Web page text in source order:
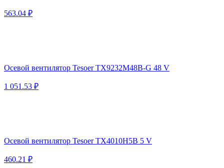
563.04 ₽
Осевой вентилятор Tesoer TX9232M48B-G 48 V
1 051.53 ₽
Осевой вентилятор Tesoer TX4010H5B 5 V
460.21 ₽